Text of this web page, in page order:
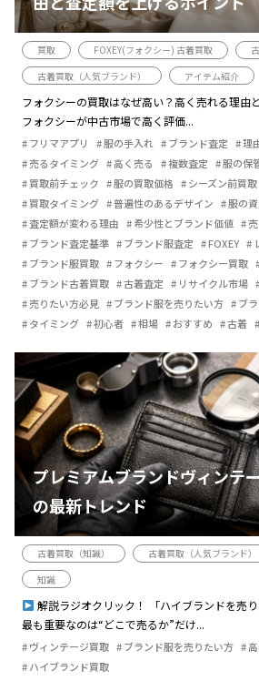
買取 FOXEY(フォクシー) 古着買取
古着買取（人気ブランド）
アイテム紹介
フォクシーの買取はなぜ高い？高く売れる理由
フォクシーが中古市場で高く評価...
フリマアプリ 服の手入れ ブランド査定 理
売るタイミング
高く売る 複数査定 服の保
買取前チェック
服の買取価格 シーズン前買取
買取タイミング
普遍性のあるデザイン 服の
査定額が変わる理由
希少性とブランド価値
ブランド査定基準
ブランド服査定 FOXEY
ブランド服買取
フォクシー フォクシー買取
ブランド古着買取
古着査定 リサイクル市場
売りたい方必見
ブランド服を売りたい方
ブ
タイミング
初心者 相場 おすすめ 古着
プレミアムブランドヴィンテ
の最新トレンド
古着買取（知識） 古着買取（人気ブランド）
知識
解説ラジオクリック！ 「ハイブランドを売
最も重要なのは“どこで売るか”だけ...
ヴィンテージ買取 ブランド服を売りたい方
ハイブランド買取